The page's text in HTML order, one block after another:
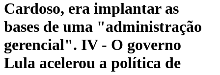
Cardoso, era implantar as
bases de uma "administração
gerencial". IV - O governo
Lula acelerou a política de